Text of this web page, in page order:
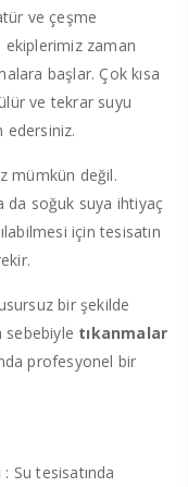
ve çeşme
ekiplerimiz zaman
başlar. Çok kısa
ve tekrar suyu
edersiniz.
mümkün değil.
da soğuk suya ihtiyaç
için tesisatın
bir şekilde
sebebiyle tıkanmalar
profesyonel bir
: Su tesisatında